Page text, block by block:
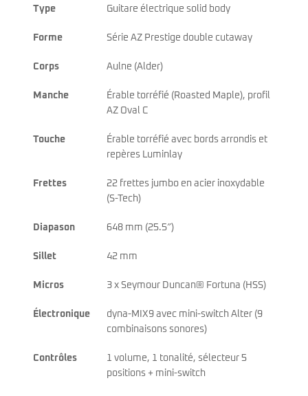
Type Guitare électrique solid body
Forme Série AZ Prestige double cutaway
Corps Aulne (Alder)
Manche
Érable torréfié (Roasted Maple), profil
AZ Oval C
Touche
Érable torréfié avec bords arrondis et
repères Luminlay
Frettes
22 frettes jumbo en acier inoxydable
(S-Tech)
Diapason 648 mm (25.5″)
Sillet 42 mm
Micros 3 x Seymour Duncan® Fortuna (HSS)
Électronique
dyna-MIX9 avec mini-switch Alter (9
combinaisons sonores)
Contrôles
1 volume, 1 tonalité, sélecteur 5
positions + mini-switch